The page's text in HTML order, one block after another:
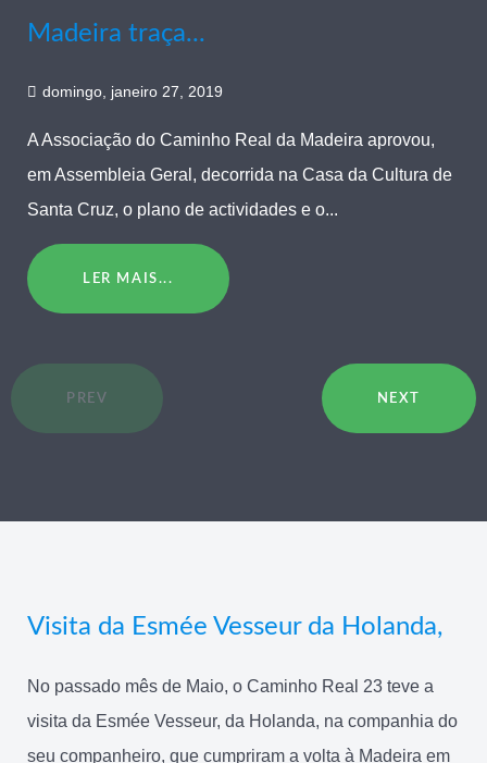
Madeira traça...
domingo, janeiro 27, 2019
A Associação do Caminho Real da Madeira aprovou,
em Assembleia Geral, decorrida na Casa da Cultura de
Santa Cruz, o plano de actividades e o...
LER MAIS...
PREV NEXT
Visita da Esmée Vesseur da Holanda,
No passado mês de Maio, o Caminho Real 23 teve a
visita da Esmée Vesseur, da Holanda, na companhia do
seu companheiro, que cumpriram a volta à Madeira em